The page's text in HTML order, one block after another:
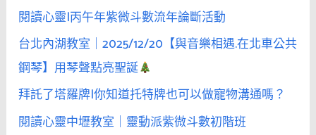
閱讀心靈|丙午年紫微斗數流年論斷活動
台北內湖教室｜2025/12/20【與音樂相遇.在北車公共
鋼琴】用琴聲點亮聖誕
拜託了塔羅牌|你知道托特牌也可以做寵物溝通嗎？
閱讀心靈中壢教室｜靈動派紫微斗數初階班